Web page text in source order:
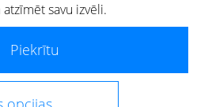
ir uzziņas raksturs, un tai nav
aizsardzības tiesiskā regulējuma, kā arī
savu izvēli.
Piekrītu